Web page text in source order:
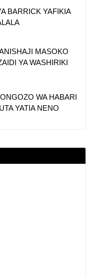
BARRICK YAFIKIA
MASOKO
YA WASHIRIKI
WA HABARI
YATIA NENO